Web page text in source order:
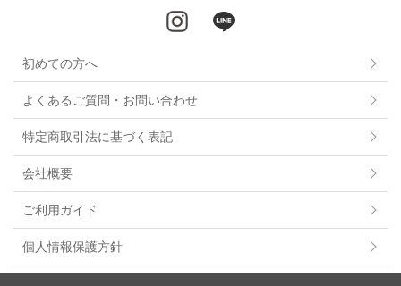
初めての方へ
よくあるご質問・お問い合わせ
特定商取引法に基づく表記
会社概要
ご利用ガイド
個人情報保護方針